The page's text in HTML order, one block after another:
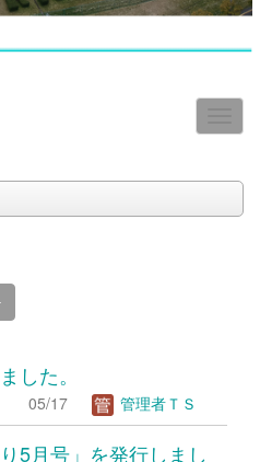
した。
05/17 管理者ＴＳ
5月号」を発行しまし